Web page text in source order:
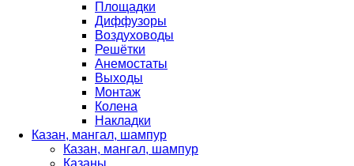
Площадки
Диффузоры
Воздуховоды
Решётки
Анемостаты
Выходы
Монтаж
Колена
Накладки
Казан, мангал, шампур
Казан, мангал, шампур